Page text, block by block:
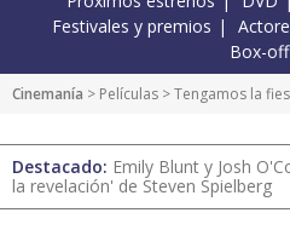
Festivales y premios
Box-
Cinemanía > Películas >Tengamos la
Destacado: Emily Blunt y Josh
la revelación' de Steven Spielberg